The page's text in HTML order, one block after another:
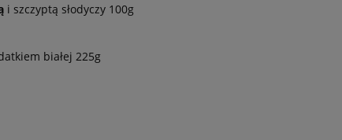
i szczyptą słodyczy 100g
białej 225g